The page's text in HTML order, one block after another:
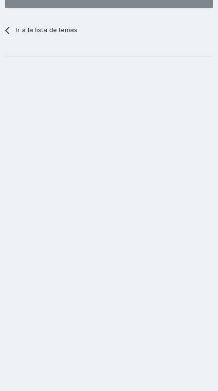
Ir a la lista de temas